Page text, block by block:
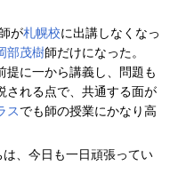
が札幌校に出講しなくなっ
部茂樹師だけになった。
提に一から講義し、問題も
される点で、共通する面が
スでも師の授業にかなり高
は、今日も一日頑張ってい